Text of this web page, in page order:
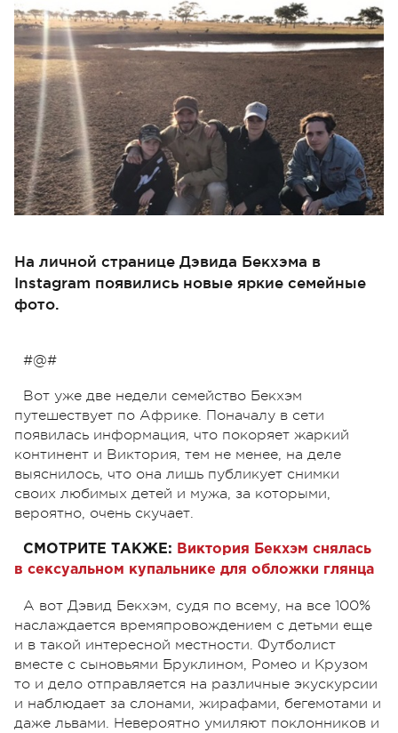
На личной странице Дэвида Бекхэма в
Instagram появились новые яркие семейные
фото.
#@#
Вот уже две недели семейство Бекхэм
путешествует по Африке. Поначалу в сети
появилась информация, что покоряет жаркий
континент и Виктория, тем не менее, на деле
выяснилось, что она лишь публикует снимки
своих любимых детей и мужа, за которыми,
вероятно, очень скучает.
СМОТРИТЕ ТАКЖЕ: Виктория Бекхэм снялась
в сексуальном купальнике для обложки глянца
А вот Дэвид Бекхэм, судя по всему, на все 100%
наслаждается времяпровождением с детьми еще
и в такой интересной местности. Футболист
вместе с сыновьями Бруклином, Ромео и Крузом
то и дело отправляется на различные экускурсии
и наблюдает за слонами, жирафами, бегемотами и
даже львами. Невероятно умиляют поклонников и